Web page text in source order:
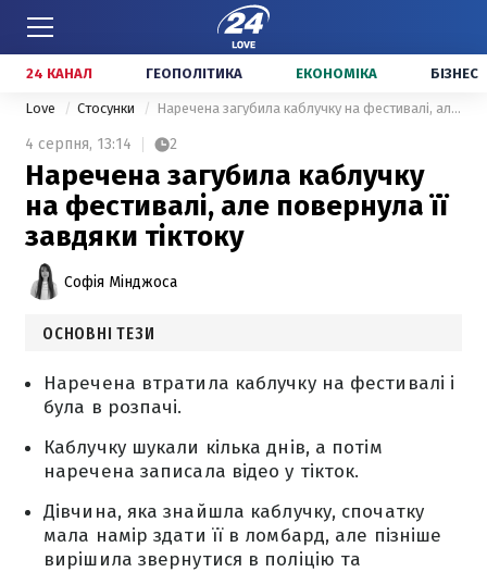
24 КАНАЛ ГЕОПОЛІТИКА ЕКОНОМІКА БІЗНЕС
Love Стосунки Наречена загубила каблучку на фестивалі, але повернула її завдяки тіктоку
4 серпня, 13:14 2
Наречена загубила каблучку
на фестивалі, але повернула її
завдяки тіктоку
Софія Мінджоса
ОСНОВНІ ТЕЗИ
Наречена втратила каблучку на фестивалі і
була в розпачі.
Каблучку шукали кілька днів, а потім
наречена записала відео у тікток.
Дівчина, яка знайшла каблучку, спочатку
мала намір здати її в ломбард, але пізніше
вирішила звернутися в поліцію та